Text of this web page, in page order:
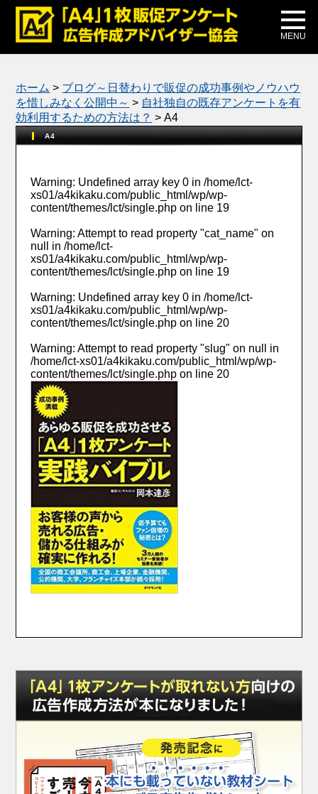
MENU
メディア掲載
公式ブログ
ホーム > ブログ～日替わりで販促の成功事例やノウハウ
を惜しみなく公開中～ > 自社独自の既存アンケートを有
効利用するための方法は？ >A4
A4
Warning: Undefined array key 0 in/home/lct-
xs01/a4kikaku.com/public_html/wp/wp-
content/themes/lct/single.php on line 19
Warning: Attempt to read property "cat_name" on
null in/home/lct-
xs01/a4kikaku.com/public_html/wp/wp-
content/themes/lct/single.php on line 19
Warning: Undefined array key 0 in/home/lct-
xs01/a4kikaku.com/public_html/wp/wp-
content/themes/lct/single.php on line 20
Warning: Attempt to read property "slug" on null in
/home/lct-xs01/a4kikaku.com/public_html/wp/wp-
content/themes/lct/single.php on line 20